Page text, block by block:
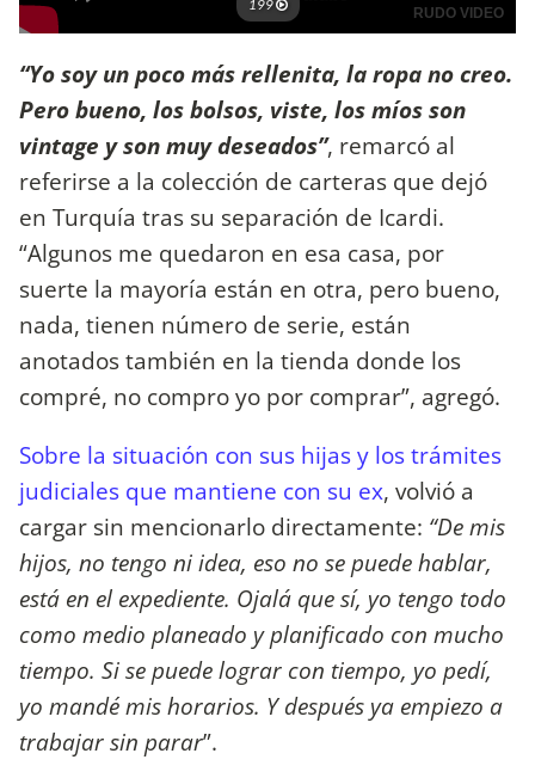
“Yo soy un poco más rellenita, la ropa no creo.
Pero bueno, los bolsos, viste, los míos son
vintage y son muy deseados”, remarcó al
referirse a la colección de carteras que dejó
en Turquía tras su separación de Icardi.
“Algunos me quedaron en esa casa, por
suerte la mayoría están en otra, pero bueno,
nada, tienen número de serie, están
anotados también en la tienda donde los
compré, no compro yo por comprar”, agregó.
Sobre la situación con sus hijas y los trámites
judiciales que mantiene con su ex, volvió a
cargar sin mencionarlo directamente: “De mis
hijos, no tengo ni idea, eso no se puede hablar,
está en el expediente. Ojalá que sí, yo tengo todo
como medio planeado y planificado con mucho
tiempo. Si se puede lograr con tiempo, yo pedí,
yo mandé mis horarios. Y después ya empiezo a
trabajar sin parar”.